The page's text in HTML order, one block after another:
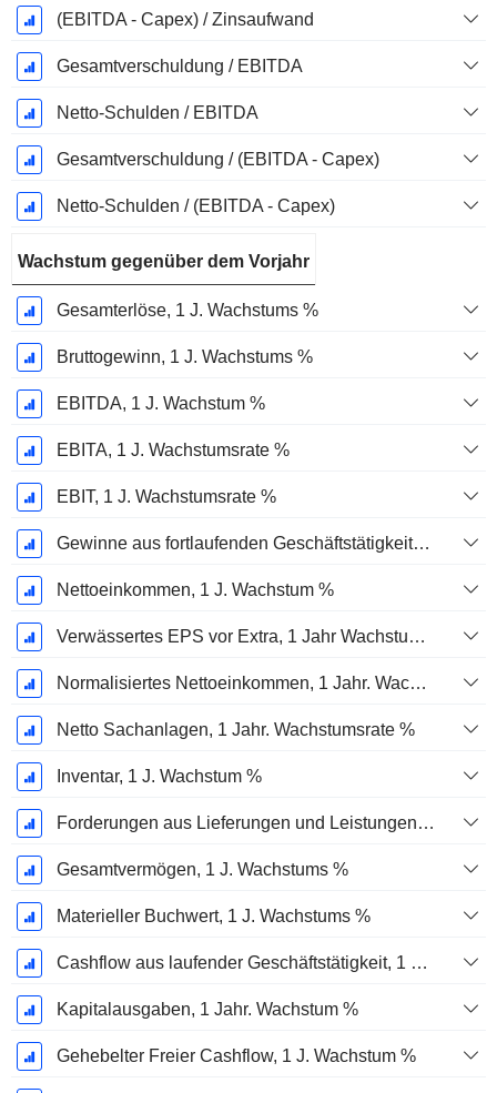
(EBITDA - Capex) / Zinsaufwand
Gesamtverschuldung / EBITDA
Netto-Schulden / EBITDA
Gesamtverschuldung / (EBITDA - Capex)
Netto-Schulden / (EBITDA - Capex)
Wachstum gegenüber dem Vorjahr
Gesamterlöse, 1 J. Wachstums %
Bruttogewinn, 1 J. Wachstums %
EBITDA, 1 J. Wachstum %
EBITA, 1 J. Wachstumsrate %
EBIT, 1 J. Wachstumsrate %
Gewinne aus fortlaufenden Geschäftstätigkeiten, 1 Jahr Wachstumsrate %
Nettoeinkommen, 1 J. Wachstum %
Verwässertes EPS vor Extra, 1 Jahr Wachstumsrate %
Normalisiertes Nettoeinkommen, 1 Jahr. Wachstums %
Netto Sachanlagen, 1 Jahr. Wachstumsrate %
Inventar, 1 J. Wachstum %
Forderungen aus Lieferungen und Leistungen, 1 Jahr Wachstum %
Gesamtvermögen, 1 J. Wachstums %
Materieller Buchwert, 1 J. Wachstums %
Cashflow aus laufender Geschäftstätigkeit, 1 Jähriges Wachstum in %
Kapitalausgaben, 1 Jahr. Wachstum %
Gehebelter Freier Cashflow, 1 J. Wachstum %